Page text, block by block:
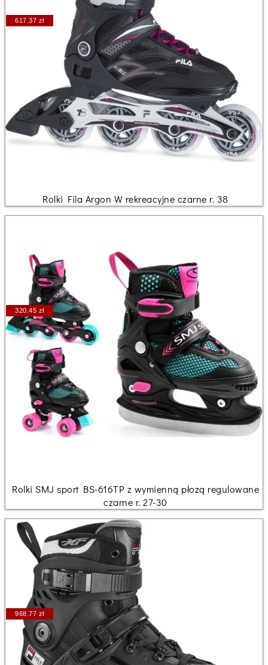
617.37 zł
Rolki Fila Argon W rekreacyjne czarne r. 38
320.45 zł
Rolki SMJ sport BS-616TP z wymienną płozą regulowane
czarne r. 27-30
968.77 zł